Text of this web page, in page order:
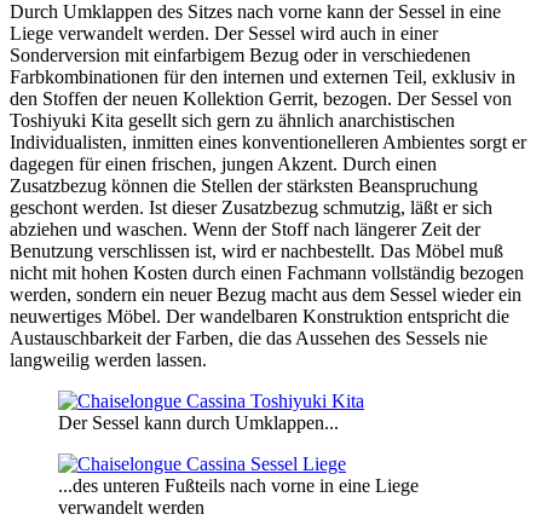
Durch Umklappen des Sitzes nach vorne kann der Sessel in eine
Liege verwandelt werden. Der Sessel wird auch in einer
Sonderversion mit einfarbigem Bezug oder in verschiedenen
Farbkombinationen für den internen und externen Teil, exklusiv in
den Stoffen der neuen Kollektion Gerrit, bezogen. Der Sessel von
Toshiyuki Kita gesellt sich gern zu ähnlich anarchistischen
Individualisten, inmitten eines konventionelleren Ambientes sorgt er
dagegen für einen frischen, jungen Akzent. Durch einen
Zusatzbezug können die Stellen der stärksten Beanspruchung
geschont werden. Ist dieser Zusatzbezug schmutzig, läßt er sich
abziehen und waschen. Wenn der Stoff nach längerer Zeit der
Benutzung verschlissen ist, wird er nachbestellt. Das Möbel muß
nicht mit hohen Kosten durch einen Fachmann vollständig bezogen
werden, sondern ein neuer Bezug macht aus dem Sessel wieder ein
neuwertiges Möbel. Der wandelbaren Konstruktion entspricht die
Austauschbarkeit der Farben, die das Aussehen des Sessels nie
langweilig werden lassen.
Der Sessel kann durch Umklappen...
...des unteren Fußteils nach vorne in eine Liege
verwandelt werden